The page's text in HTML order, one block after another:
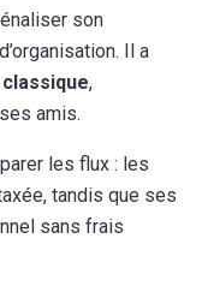
son
Il a
,
amis.
les flux : les
tandis que ses
sans frais